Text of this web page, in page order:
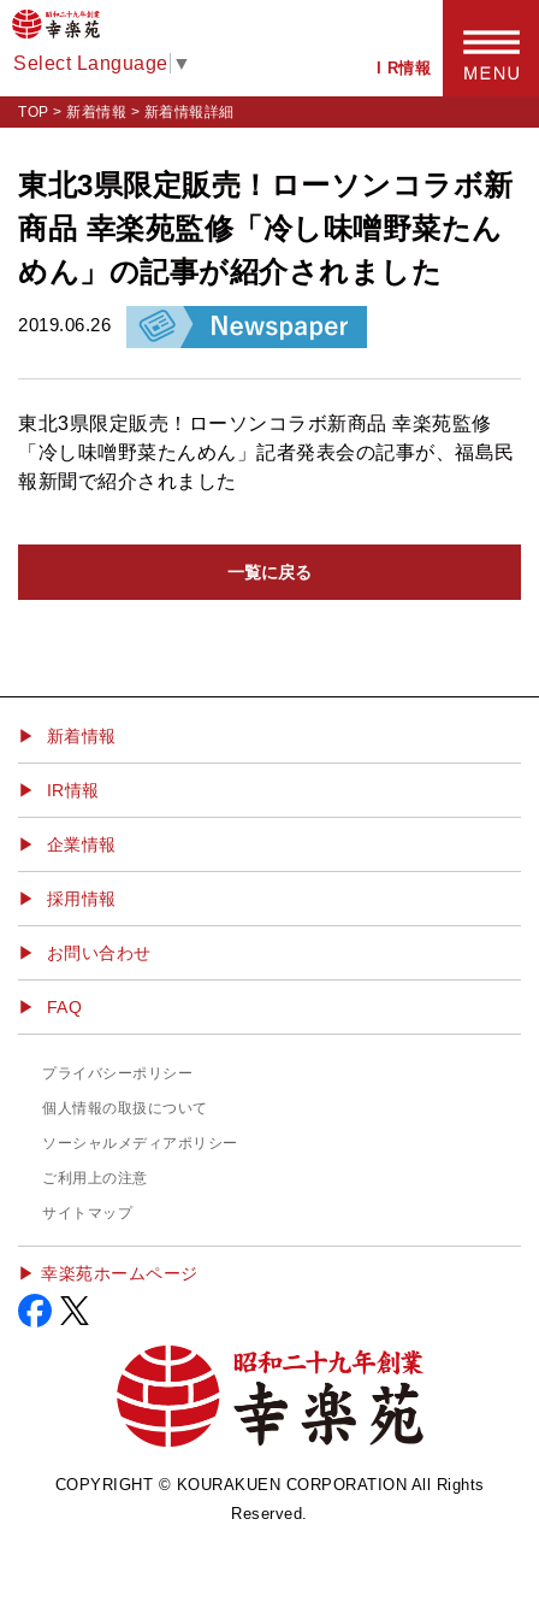
Select Language ▼ I R情報
TOP > 新着情報 > 新着情報詳細
東北3県限定販売！ローソンコラボ新
商品 幸楽苑監修「冷し味噌野菜たん
めん」の記事が紹介されました
2019.06.26
東北3県限定販売！ローソンコラボ新商品 幸楽苑監修
「冷し味噌野菜たんめん」記者発表会の記事が、福島民
報新聞で紹介されました
一覧に戻る
▶ 新着情報
IR情報
企業情報
採用情報
お問い合わせ
FAQ
プライバシーポリシー
個人情報の取扱について
ソーシャルメディアポリシー
ご利用上の注意
サイトマップ
▶︎ 幸楽苑ホームページ
COPYRIGHT © KOURAKUEN CORPORATION All Rights
Reserved.